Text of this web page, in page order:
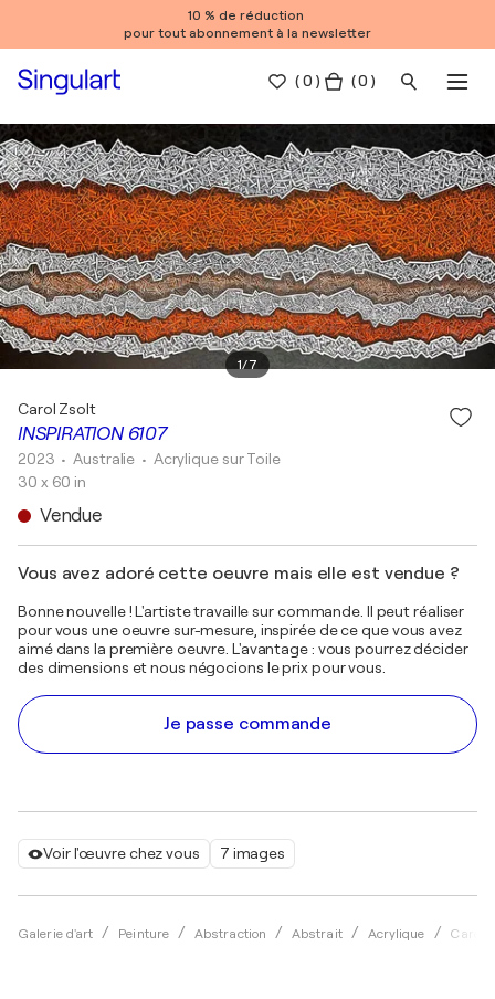
10 % de réduction
pour tout abonnement à la newsletter
(0 ) ( 0 )
1/7
Voir l'œuvre chez vous 7 images
Galerie d'art Peinture Abstraction Abstrait Acrylique Carol
INSPIRATION 6107
Carol Zsolt
2023 • Australie • Acrylique sur Toile
30 x 60 in
Vendue
Vous avez adoré cette oeuvre mais elle est vendue ?
Bonne nouvelle ! L'artiste travaille sur commande. Il peut réaliser
pour vous une oeuvre sur-mesure, inspirée de ce que vous avez
aimé dans la première oeuvre. L'avantage : vous pourrez décider
des dimensions et nous négocions le prix pour vous.
Je passe commande